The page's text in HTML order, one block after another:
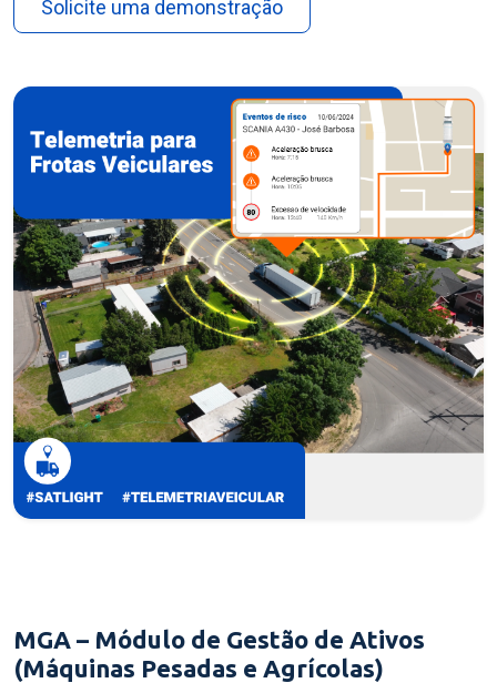
Solicite uma demonstração
MGA – Módulo de Gestão de Ativos
(Máquinas Pesadas e Agrícolas)